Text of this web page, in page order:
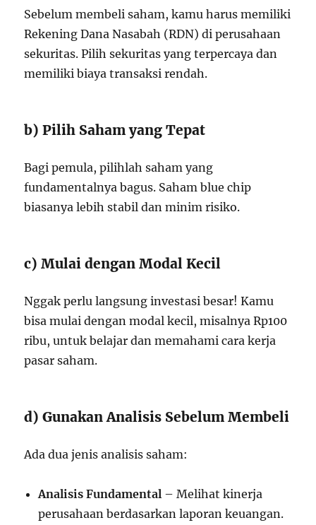
Sebelum membeli saham, kamu harus memiliki
Rekening Dana Nasabah (RDN) di perusahaan
sekuritas. Pilih sekuritas yang terpercaya dan
memiliki biaya transaksi rendah.
b) Pilih Saham yang Tepat
Bagi pemula, pilihlah saham yang
fundamentalnya bagus. Saham blue chip
biasanya lebih stabil dan minim risiko.
c) Mulai dengan Modal Kecil
Nggak perlu langsung investasi besar! Kamu
bisa mulai dengan modal kecil, misalnya Rp100
ribu, untuk belajar dan memahami cara kerja
pasar saham.
d) Gunakan Analisis Sebelum Membeli
Ada dua jenis analisis saham:
Analisis Fundamental – Melihat kinerja
perusahaan berdasarkan laporan keuangan.